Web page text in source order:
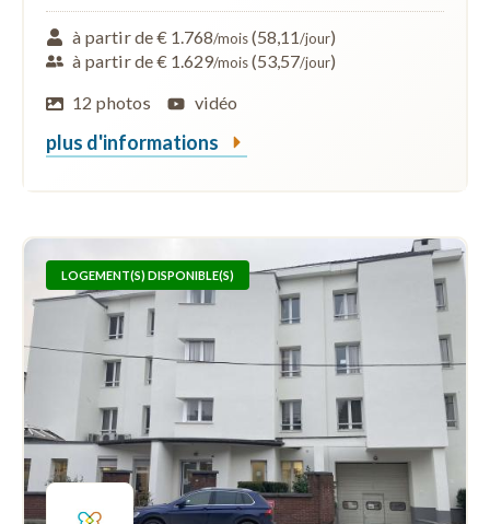
à partir de € 1.768/mois(58,11/jour)
à partir de € 1.629/mois(53,57/jour)
12 photos
vidéo
plus d'informations
LOGEMENT(S) DISPONIBLE(S)